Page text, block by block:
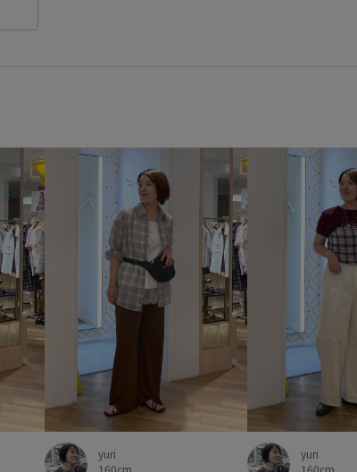
ワンピース
yuri
160cm
yuri
160cm